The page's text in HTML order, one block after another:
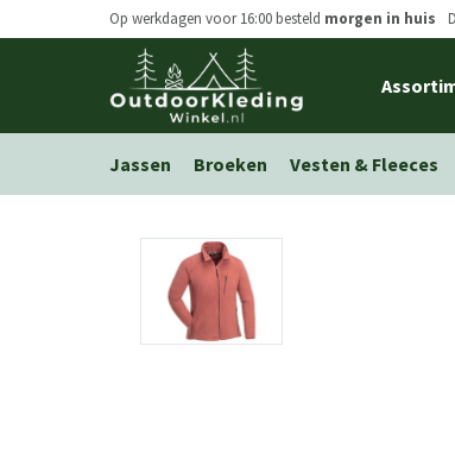
Op werkdagen voor 16:00 besteld morgen in huis
Open
menu
Jassen Broeken Vesten & Fleeces